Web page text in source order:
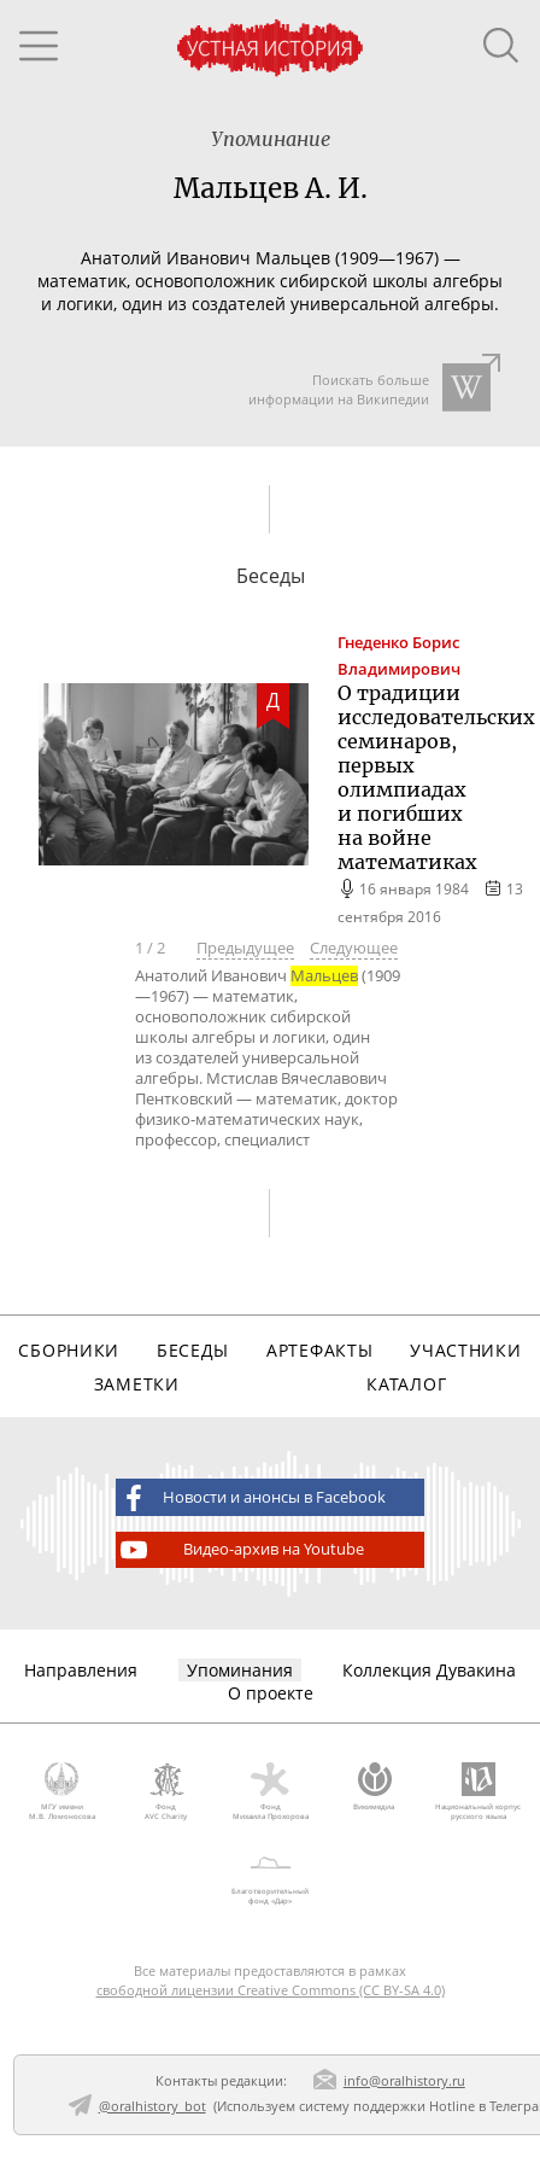
Упоминание
Мальцев А. И.
Анатолий Иванович Мальцев (1909—1967) —
математик, основоположник сибирской школы алгебры
и логики, один из создателей универсальной алгебры.
Поискать больше
информации на Википедии
Беседы
Д
Гнеденко Борис
Владимирович
О традиции
исследовательских
семинаров,
первых
олимпиадах
и погибших
на войне
математиках
16 января 1984
13
сентября 2016
1 /2 Предыдущее
Следующее
​Анатолий Иванович Мальцев(1909
—1967) — математик,
основоположник сибирской
школы алгебры и логики, один
из создателей универсальной
алгебры. Мстислав Вячеславович
Пентковский — математик, доктор
физико-математических наук,
профессор, специалист
СБОРНИКИ БЕСЕДЫ АРТЕФАКТЫ
УЧАСТНИКИ
ЗАМЕТКИ
КАТАЛОГ
Новости и анонсы в Facebook
Видео-архив на Youtube
Направления Упоминания
Коллекция Дувакина
О проекте
МГУ имени
М.В. Ломоносова
Фонд
AVC Charity
Фонд
Михаила Прохорова
Викимедиа
Национальный корпус
русского языка
Благотворительный
фонд «Дар»
Все материалы предоставляются в рамках
свободной лицензии Creative Commons (CC BY-SA 4.0)
Контакты редакции:
info@oralhistory.ru
@oralhistory_bot(Используем систему поддержки Hotline в